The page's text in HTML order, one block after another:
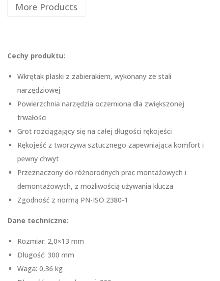
More Products
Cechy produktu:
Wkrętak płaski z zabierakiem, wykonany ze stali
narzędziowej
Powierzchnia narzędzia oczerniona dla zwiększonej
trwałości
Grot rozciągający się na całej długości rękojeści
Rękojeść z tworzywa sztucznego zapewniająca komfort i
pewny chwyt
Przeznaczony do różnorodnych prac montażowych i
demontażowych, z możliwością używania klucza
Zgodność z normą PN-ISO 2380-1
Dane techniczne:
Rozmiar: 2,0×13 mm
Długość: 300 mm
Waga: 0,36 kg